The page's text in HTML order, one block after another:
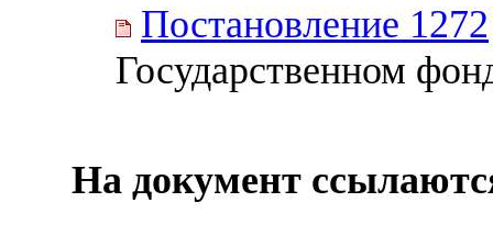
Постановление 1272
Государственном
На документ